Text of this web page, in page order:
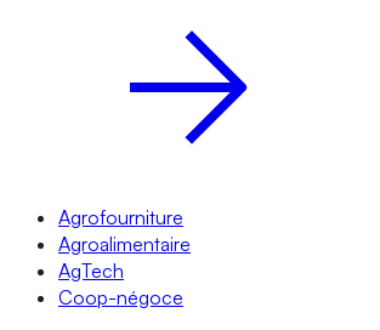
Agrofourniture
Agroalimentaire
AgTech
Coop-négoce